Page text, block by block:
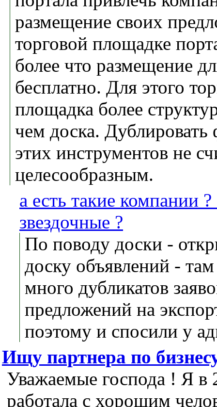
размещение своих
торговой площадке
более что размещение
бесплатно. Для этого
площадка более
чем доска.
этих инструментов не
целесообразным.
а есть такие компании
звездочные ?
По поводу доски -
доску объявлений -
много дубликатов
предложений на
поэтому и спосили у
Ищу партнера по
Уважаемые господа ! Я в
работала с хорошим